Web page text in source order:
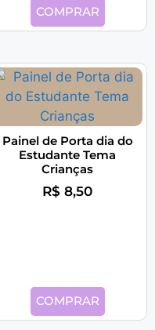
COMPRAR
Painel de Porta dia do
Estudante Tema
Crianças
R$ 8,50
COMPRAR